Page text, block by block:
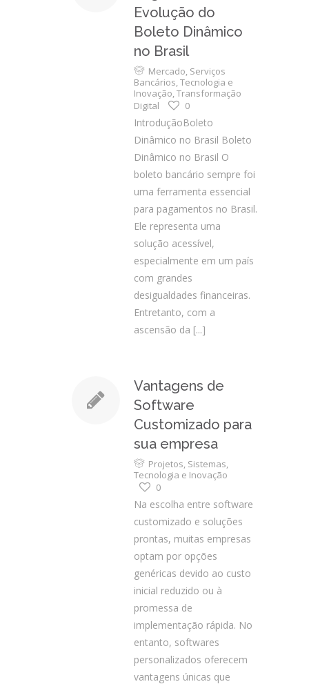
Evolução do
Boleto Dinâmico
no Brasil
Mercado, Serviços
Bancários,Tecnologia e
Inovação,Transformação
Digital
0
IntroduçãoBoleto
Dinâmico no Brasil Boleto
Dinâmico no Brasil O
boleto bancário sempre foi
uma ferramenta essencial
para pagamentos no Brasil.
Ele representa uma
solução acessível,
especialmente em um país
com grandes
desigualdades financeiras.
Entretanto, com a
ascensão da [...]
Vantagens de
Software
Customizado para
sua empresa
Projetos, Sistemas,
Tecnologia e Inovação
0
Na escolha entre software
customizado e soluções
prontas, muitas empresas
optam por opções
genéricas devido ao custo
inicial reduzido ou à
promessa de
implementação rápida. No
entanto, softwares
personalizados oferecem
vantagens únicas que